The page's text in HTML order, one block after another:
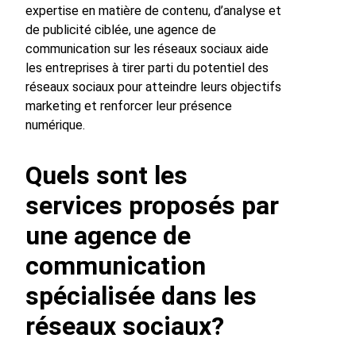
expertise en matière de contenu, d’analyse et
de publicité ciblée, une agence de
communication sur les réseaux sociaux aide
les entreprises à tirer parti du potentiel des
réseaux sociaux pour atteindre leurs objectifs
marketing et renforcer leur présence
numérique.
Quels sont les
services proposés par
une agence de
communication
spécialisée dans les
réseaux sociaux?